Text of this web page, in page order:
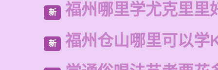
新 福州哪里学尤克里里
新 福州仓山哪里可以学